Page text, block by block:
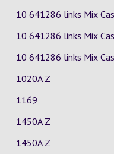
10 641286 links Mix
10 641286 links Mix
10 641286 links Mix
1020A Z
1169
1450A Z
1450A Z